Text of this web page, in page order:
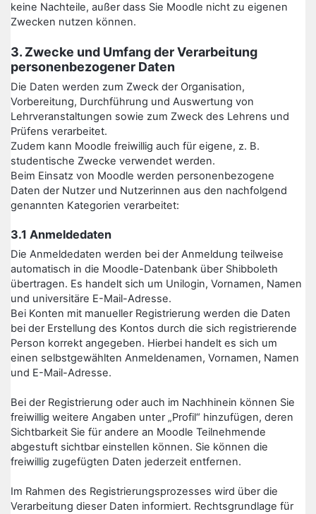
keine Nachteile, außer dass Sie Moodle nicht zu eigenen
Zwecken nutzen können.
3. Zwecke und Umfang der Verarbeitung
personenbezogener Daten
Die Daten werden zum Zweck der Organisation,
Vorbereitung, Durchführung und Auswertung von
Lehrveranstaltungen sowie zum Zweck des Lehrens und
Prüfens verarbeitet.
Zudem kann Moodle freiwillig auch für eigene, z. B.
studentische Zwecke verwendet werden.
Beim Einsatz von Moodle werden personenbezogene
Daten der Nutzer und Nutzerinnen aus den nachfolgend
genannten Kategorien verarbeitet:
3.1 Anmeldedaten
Die Anmeldedaten werden bei der Anmeldung teilweise
automatisch in die Moodle-Datenbank über Shibboleth
übertragen. Es handelt sich um Unilogin, Vornamen, Namen
und universitäre E-Mail-Adresse.
Bei Konten mit manueller Registrierung werden die Daten
bei der Erstellung des Kontos durch die sich registrierende
Person korrekt angegeben. Hierbei handelt es sich um
einen selbstgewählten Anmeldenamen, Vornamen, Namen
und E-Mail-Adresse.
Bei der Registrierung oder auch im Nachhinein können Sie
freiwillig weitere Angaben unter „Profil“ hinzufügen, deren
Sichtbarkeit Sie für andere an Moodle Teilnehmende
abgestuft sichtbar einstellen können. Sie können die
freiwillig zugefügten Daten jederzeit entfernen.
Im Rahmen des Registrierungsprozesses wird über die
Verarbeitung dieser Daten informiert. Rechtsgrundlage für